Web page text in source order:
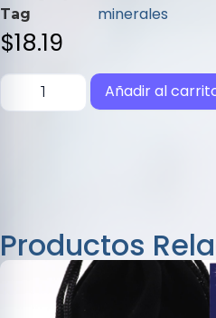
5
Tag minerales
$18.19
Añadir al
Productos